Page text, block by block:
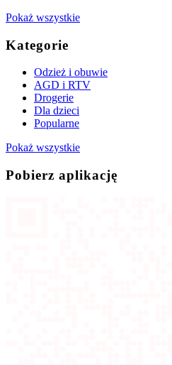
Pokaż wszystkie
Kategorie
Odzież i obuwie
AGD i RTV
Drogerie
Dla dzieci
Popularne
Pokaż wszystkie
Pobierz aplikację